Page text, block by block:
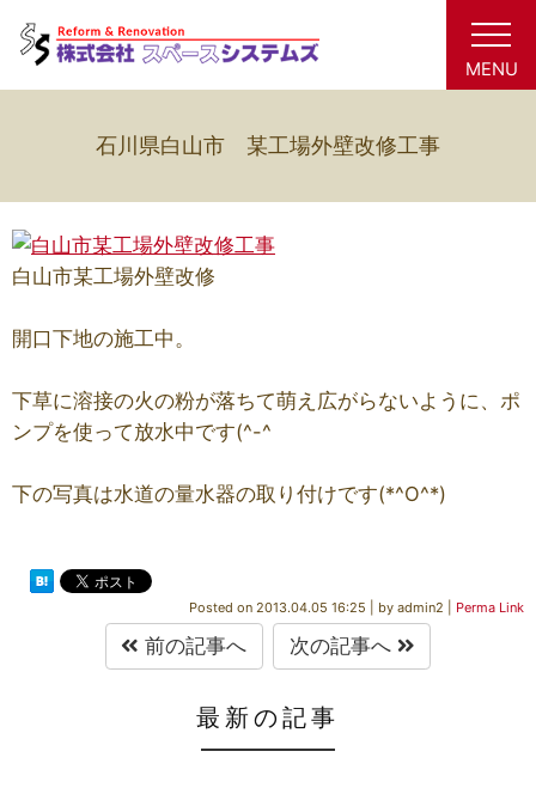
MENU
石川県白山市 某工場外壁改修工事
白山市某工場外壁改修
開口下地の施工中。
下草に溶接の火の粉が落ちて萌え広がらないように、ポ
ンプを使って放水中です(^-^ゞ
下の写真は水道の量水器の取り付けです(*^O^*)
Posted on 2013.04.05 16:25 by admin2 Perma Link
前の記事へ 次の記事へ
最新の記事